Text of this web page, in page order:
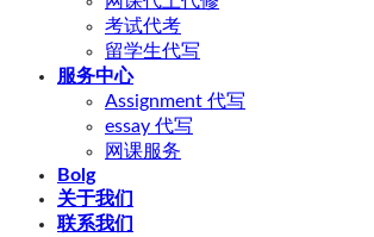
考试代考
留学生代写
服务中心
Assignment 代写
essay 代写
网课服务
Bolg
关于我们
联系我们